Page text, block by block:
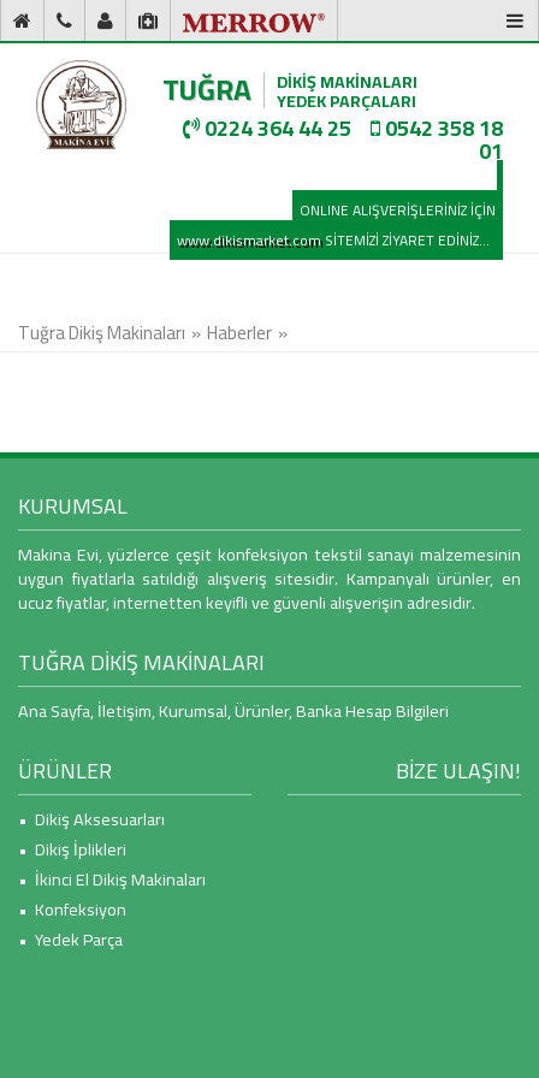
TUĞRA DİKİŞ MAKİNALARI
YEDEK PARÇALARI
0224 364 44 25 0542 358 18
01
ONLINE ALIŞVERİŞLERİNİZ İÇİN
www.dikismarket.comSİTEMİZİ ZİYARET EDİNİZ...
Tuğra Dikiş Makinaları Haberler
KURUMSAL
Makina Evi, yüzlerce çeşit konfeksiyon tekstil sanayi malzemesinin
uygun fiyatlarla satıldığı alışveriş sitesidir. Kampanyalı ürünler, en
ucuz fiyatlar, internetten keyifli ve güvenli alışverişin adresidir.
TUĞRA DİKİŞ MAKİNALARI
Ana Sayfa,İletişim,Kurumsal,Ürünler,Banka Hesap Bilgileri
ÜRÜNLER
• Dikiş Aksesuarları
• Dikiş İplikleri
• İkinci El Dikiş Makinaları
• Konfeksiyon
• Yedek Parça
BİZE ULAŞIN!